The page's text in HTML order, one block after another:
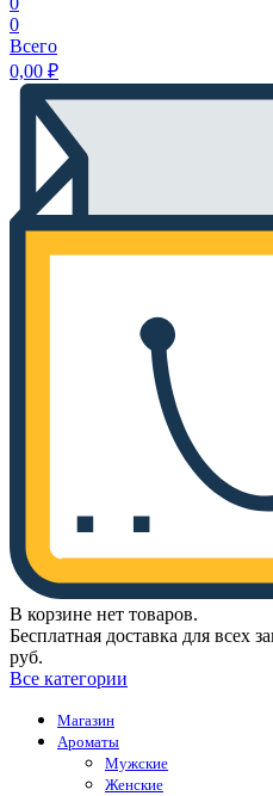
0
Всего
0,00 ₽
В корзине нет товаров.
Бесплатная доставка для всех
руб.
Все категории
Магазин
Ароматы
Мужские
Женские